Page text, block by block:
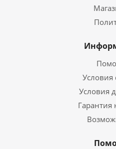
Условия
Условия
Гарантия